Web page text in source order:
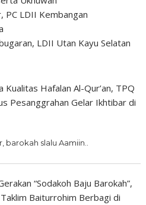
PC LDII Kembangan
LDII Utan Kayu Selatan
Kualitas Hafalan Al-Qur’an, TPQ
Pesanggrahan Gelar Ikhtibar di
barokah slalu Aamiin..
“Sodakoh Baju Barokah”,
Baiturrohim Berbagi di